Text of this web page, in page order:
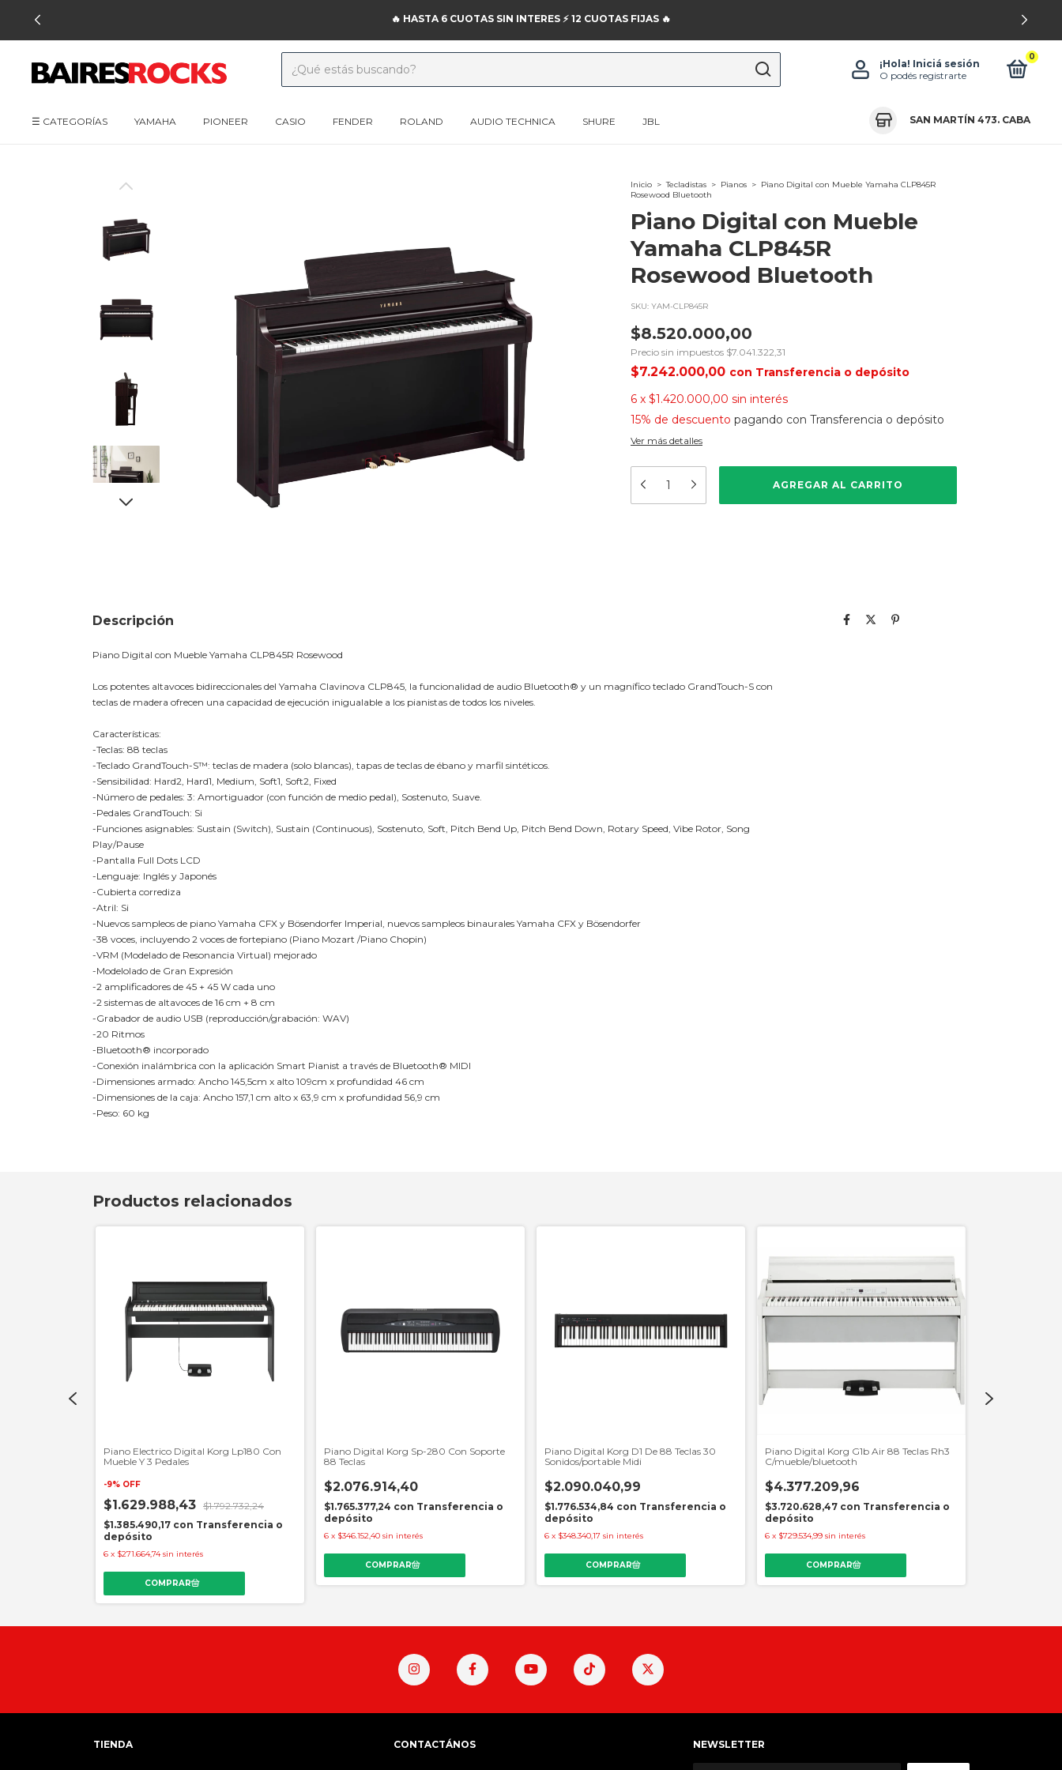
🔥 HASTA 6 CUOTAS SIN INTERES ⚡️ 12 CUOTAS FIJAS 🔥
¡Hola! Iniciá sesión
O podés registrarte
0
☰ CATEGORÍAS YAMAHA PIONEER CASIO FENDER ROLAND AUDIO TECHNICA SHURE JBL SAN MARTÍN 473. CABA
Inicio > Tecladistas > Pianos > Piano Digital con Mueble Yamaha CLP845R
Rosewood Bluetooth
Piano Digital con Mueble
Yamaha CLP845R
Rosewood Bluetooth
SKU: YAM-CLP845R
$8.520.000,00
Precio sin impuestos $7.041.322,31
$7.242.000,00 con Transferencia o depósito
6 x $1.420.000,00 sin interés
15% de descuento pagando con Transferencia o depósito
Ver más detalles
Descripción
Piano Digital con Mueble Yamaha CLP845R Rosewood
Los potentes altavoces bidireccionales del Yamaha Clavinova CLP845, la funcionalidad de audio Bluetooth® y un magnífico teclado GrandTouch-S con
teclas de madera ofrecen una capacidad de ejecución inigualable a los pianistas de todos los niveles.
Características:
-Teclas: 88 teclas
-Teclado GrandTouch-S™: teclas de madera (solo blancas), tapas de teclas de ébano y marfil sintéticos.
-Sensibilidad: Hard2, Hard1, Medium, Soft1, Soft2, Fixed
-Número de pedales: 3: Amortiguador (con función de medio pedal), Sostenuto, Suave.
-Pedales GrandTouch: Si
-Funciones asignables: Sustain (Switch), Sustain (Continuous), Sostenuto, Soft, Pitch Bend Up, Pitch Bend Down, Rotary Speed, Vibe Rotor, Song
Play/Pause
-Pantalla Full Dots LCD
-Lenguaje: Inglés y Japonés
-Cubierta corrediza
-Atril: Si
-Nuevos sampleos de piano Yamaha CFX y Bösendorfer Imperial, nuevos sampleos binaurales Yamaha CFX y Bösendorfer
-38 voces, incluyendo 2 voces de fortepiano (Piano Mozart /Piano Chopin)
-VRM (Modelado de Resonancia Virtual) mejorado
-Modelolado de Gran Expresión
-2 amplificadores de 45 + 45 W cada uno
-2 sistemas de altavoces de 16 cm + 8 cm
-Grabador de audio USB (reproducción/grabación: WAV)
-20 Ritmos
-Bluetooth® incorporado
-Conexión inalámbrica con la aplicación Smart Pianist a través de Bluetooth® MIDI
-Dimensiones armado: Ancho 145,5cm x alto 109cm x profundidad 46 cm
-Dimensiones de la caja: Ancho 157,1 cm alto x 63,9 cm x profundidad 56,9 cm
-Peso: 60 kg
Productos relacionados
Piano Electrico Digital Korg Lp180 Con
Mueble Y 3 Pedales
-9% OFF
$1.629.988,43 $1.792.732,24
$1.385.490,17 con Transferencia o
depósito
6 x $271.664,74 sin interés
Piano Digital Korg Sp-280 Con Soporte
88 Teclas
$2.076.914,40
$1.765.377,24 con Transferencia o
depósito
6 x $346.152,40 sin interés
Piano Digital Korg D1 De 88 Teclas 30
Sonidos/portable Midi
$2.090.040,99
$1.776.534,84 con Transferencia o
depósito
6 x $348.340,17 sin interés
Piano Digital Korg G1b Air 88 Teclas Rh3
C/mueble/bluetooth
$4.377.209,96
$3.720.628,47 con Transferencia o
depósito
6 x $729.534,99 sin interés
TIENDA CONTACTÁNOS NEWSLETTER